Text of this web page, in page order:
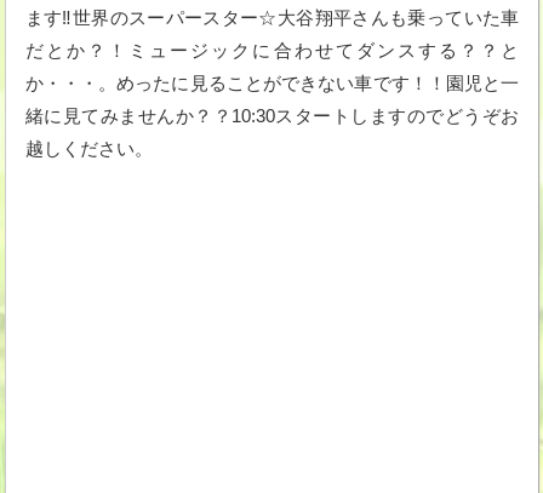
園の生活
入園資料・お問い合わせ
今月の活動
ます‼世界のスーパースター☆大谷翔平さんも乗っていた車
だとか？！ミュージックに合わせてダンスする？？と
か・・・。めったに見ることができない車です！！園児と一
緒に見てみませんか？？10:30スタートしますのでどうぞお
越しください。